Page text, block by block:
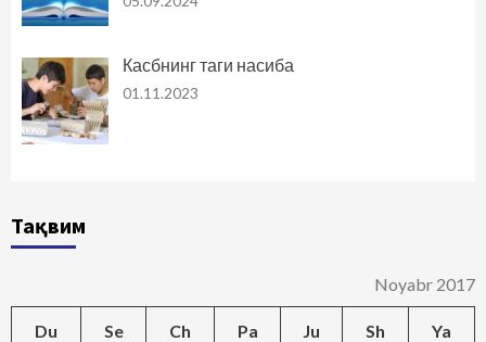
Касбнинг таги насиба
01.11.2023
Тақвим
Noyabr 2017
Du Se Ch Pa Ju Sh Ya